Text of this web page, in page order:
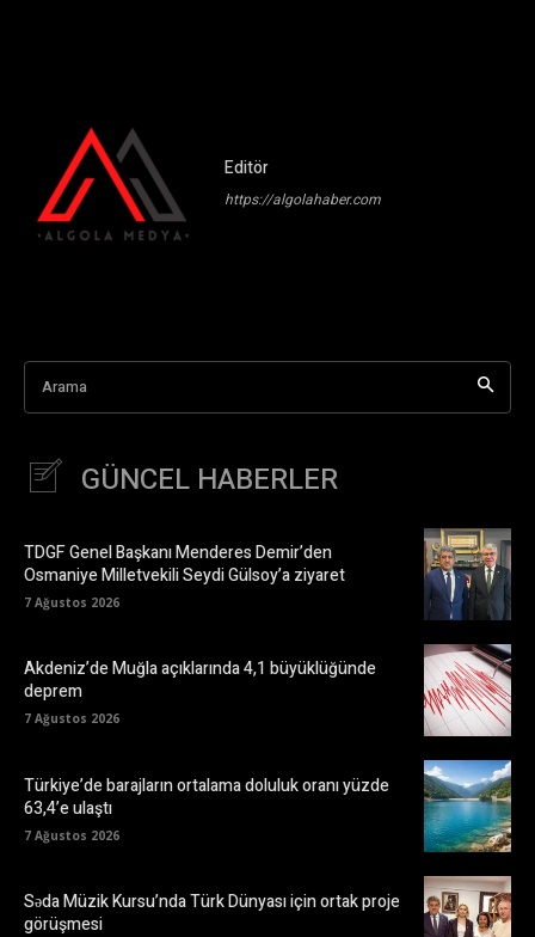
Editör
https://algolahaber.com
Arama
GÜNCEL HABERLER
TDGF Genel Başkanı Menderes Demir’den
Osmaniye Milletvekili Seydi Gülsoy’a ziyaret
7 Ağustos 2026
Akdeniz’de Muğla açıklarında 4,1 büyüklüğünde
deprem
7 Ağustos 2026
Türkiye’de barajların ortalama doluluk oranı yüzde
63,4’e ulaştı
7 Ağustos 2026
Səda Müzik Kursu’nda Türk Dünyası için ortak proje
görüşmesi